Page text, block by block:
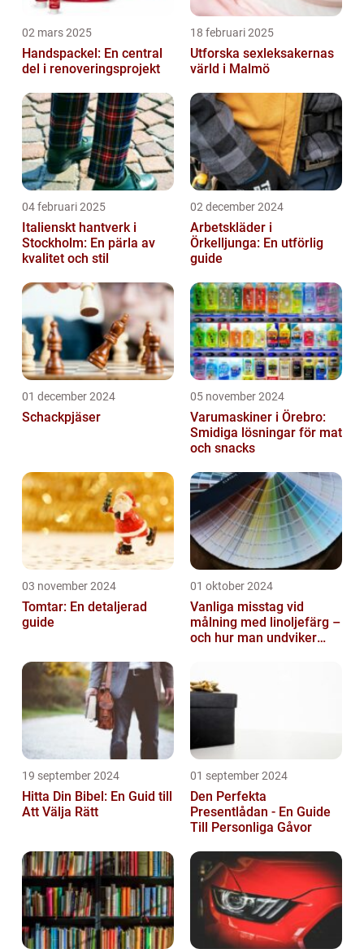
02 mars 2025
Handspackel: En central
del i renoveringsprojekt
18 februari 2025
Utforska sexleksakernas
värld i Malmö
04 februari 2025
Italienskt hantverk i
Stockholm: En pärla av
kvalitet och stil
02 december 2024
Arbetskläder i
Örkelljunga: En utförlig
guide
01 december 2024
Schackpjäser
05 november 2024
Varumaskiner i Örebro:
Smidiga lösningar för mat
och snacks
03 november 2024
Tomtar: En detaljerad
guide
01 oktober 2024
Vanliga misstag vid
målning med linoljefärg –
och hur man undviker
19 september 2024
Hitta Din Bibel: En Guid till
Att Välja Rätt
01 september 2024
Den Perfekta
Presentlådan - En Guide
Till Personliga Gåvor